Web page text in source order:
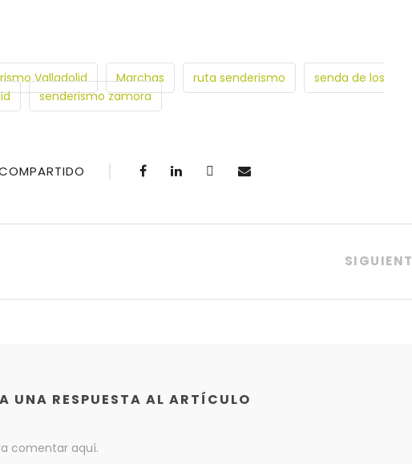
Valladolid Marchas ruta senderismo
senda de los
senderismo zamora
UNA RESPUESTA AL ARTÍCULO
comentar aquí.